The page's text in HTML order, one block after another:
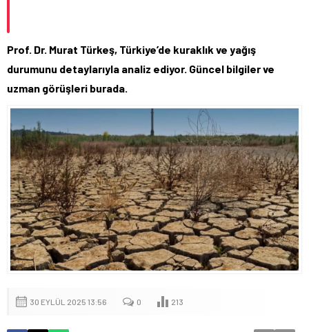
Prof. Dr. Murat Türkeş, Türkiye’de kuraklık ve yağış
durumunu detaylarıyla analiz ediyor. Güncel bilgiler ve
uzman görüşleri burada.
30 EYLÜL 2025 13:56 0 213